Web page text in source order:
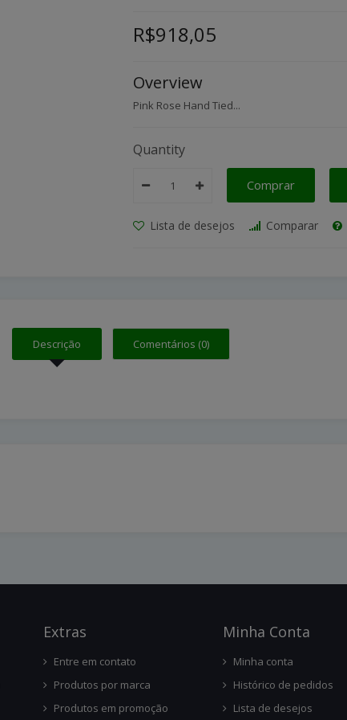
R$918,05
Overview
Pink Rose Hand Tied...
Quantity
Comprar
Lista de desejos Comparar
Descrição Comentários (0)
ExtRas
Entre em contato
Produtos por marca
Produtos em promoção
Minha Conta
Minha conta
Histórico de pedidos
Lista de desejos